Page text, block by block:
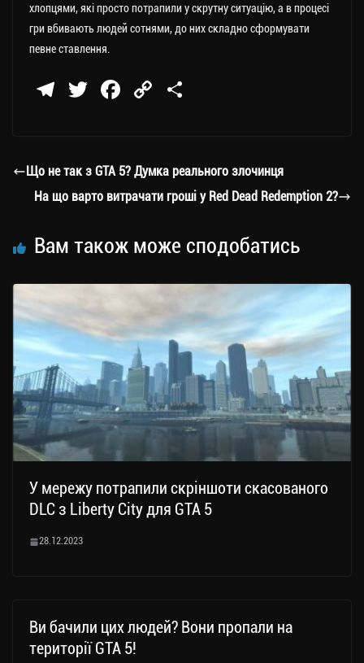
хлопцями, які просто потрапили у скрутну ситуацію, а в процесі
гри вбивають людей сотнями, до них складно сформувати
певне ставлення.
Te
a
m
T
er
Fa
ok
C
Li
nk
ли
ти
Що не так з GTA 5? Думка реального злочинця
На що варто витрачати гроші у Red Dead Redemption 2?
Вам також може сподобатись
У мережу потрапили скріншоти скасованого
DLC з Liberty City для GTA 5
28.12.2023
Ви бачили цих людей? Вони пропали на
території GTA 5!